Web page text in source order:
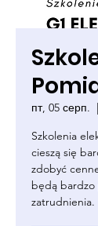
пт, 05 серп.
  |
Szkolenia
cieszą się
zdobyć
będą bardzo
zatrudnienia.